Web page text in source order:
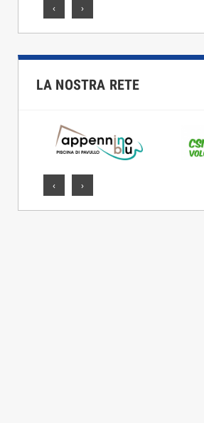
‹ ›
LA NOSTRA RETE
‹ ›